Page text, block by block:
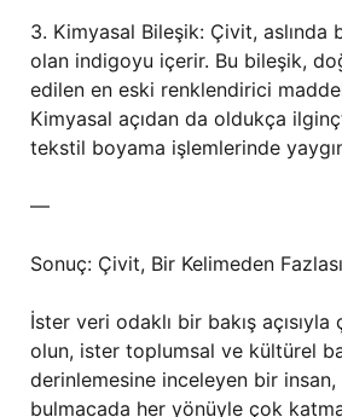
3. Kimyasal Bileşik: Çivit, aslında
olan indigoyu içerir. Bu bileşik,
edilen en eski renklendirici
Kimyasal açıdan da oldukça
tekstil boyama işlemlerinde
—
Sonuç: Çivit, Bir Kelimeden
İster veri odaklı bir bakış
olun, ister toplumsal ve kültürel
derinlemesine inceleyen bir insan,
bulmacada her yönüyle çok